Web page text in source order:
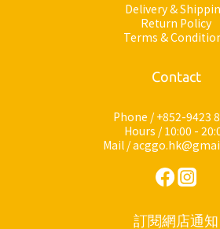
Delivery &
Return Policy
Terms &
Contact
Phone / +852-9423
Hours / 10:00 -
Mail /
訂閱網店通知